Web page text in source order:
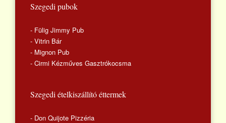
Szegedi pubok
- Fülig Jimmy Pub
- Vitrin Bár
- Mignon Pub
- Cirmi Kézműves Gasztrókocsma
Szegedi ételkiszállító éttermek
- Don Quijote Pizzéria